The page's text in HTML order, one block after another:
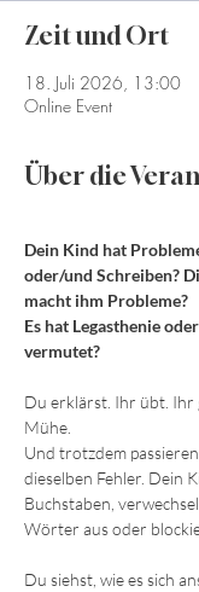
Zeit und Ort
18. Juli 2026, 13:00
Online Event
Über die
Dein Kind hat
oder/und Schreiben?
macht ihm Probleme?
Es hat Legasthenie
vermutet?
Du erklärst. Ihr übt. Ihr
Mühe.
Und trotzdem
dieselben Fehler. Dein
Buchstaben,
Wörter aus oder
Du siehst, wie es sich